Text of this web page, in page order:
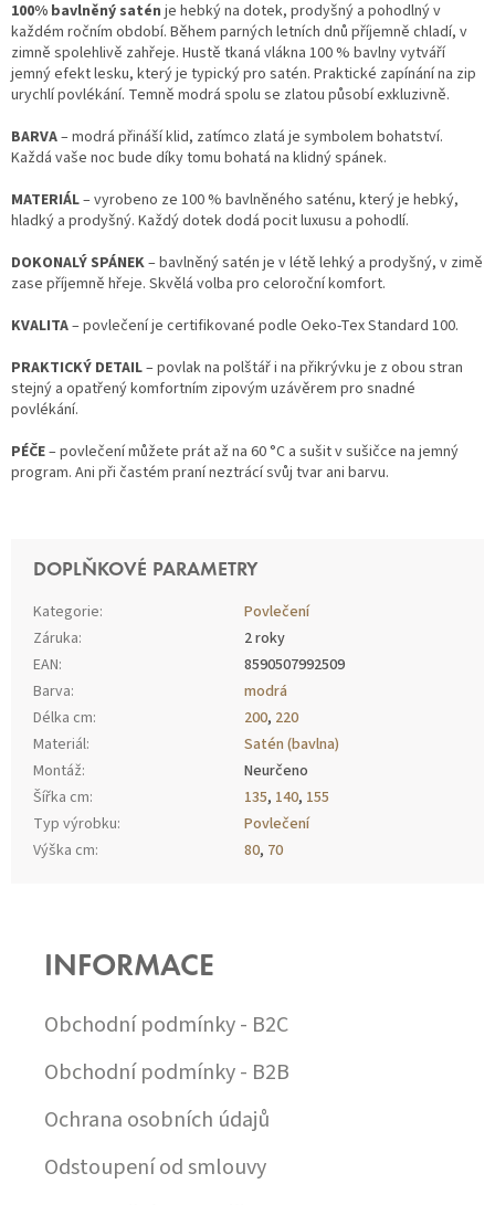
100% bavlněný satén je hebký na dotek, prodyšný a pohodlný v
každém ročním období. Během parných letních dnů příjemně chladí, v
zimně spolehlivě zahřeje. Hustě tkaná vlákna 100 % bavlny vytváří
jemný efekt lesku, který je typický pro satén. Praktické zapínání na zip
urychlí povlékání. Temně modrá spolu se zlatou působí exkluzivně.
BARVA– modrá přináší klid, zatímco zlatá je symbolem bohatství.
Každá vaše noc bude díky tomu bohatá na klidný spánek.
MATERIÁL– vyrobeno ze 100 % bavlněného saténu, který je hebký,
hladký a prodyšný. Každý dotek dodá pocit luxusu a pohodlí.
DOKONALÝ SPÁNEK– bavlněný satén je v létě lehký a prodyšný, v zimě
zase příjemně hřeje. Skvělá volba pro celoroční komfort.
KVALITA– povlečení je certifikované podle Oeko-Tex Standard 100.
PRAKTICKÝ DETAIL– povlak na polštář i na přikrývku je z obou stran
stejný a opatřený komfortním zipovým uzávěrem pro snadné
povlékání.
PÉČE– povlečení můžete prát až na 60 °C a sušit v sušičce na jemný
program. Ani při častém praní neztrácí svůj tvar ani barvu.
DOPLŇKOVÉ PARAMETRY
Kategorie:
Povlečení
Záruka:
2 roky
EAN:
8590507992509
Barva:
modrá
Délka cm: 200, 220
Materiál:
Satén (bavlna)
Montáž:
Neurčeno
Šířka cm: 135, 140, 155
Typ výrobku:
Povlečení
Výška cm: 80, 70
INFORMACE
Obchodní podmínky - B2C
Obchodní podmínky - B2B
Ochrana osobních údajů
Odstoupení od smlouvy